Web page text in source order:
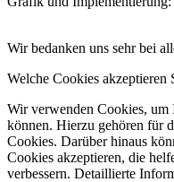
Wir bedanken uns sehr bei
Welche Cookies akzeptieren
Wir verwenden Cookies, um
können. Hierzu gehören für
Cookies. Darüber hinaus
Cookies akzeptieren, die
verbessern. Detaillierte